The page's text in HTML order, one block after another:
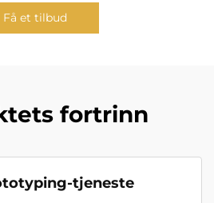
Få et tilbud
fortrinn
tjeneste